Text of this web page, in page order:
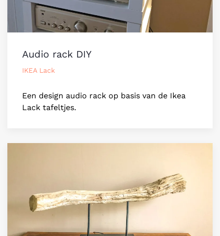
Audio rack DIY
IKEA Lack
Een design audio rack op basis van de Ikea
Lack tafeltjes.